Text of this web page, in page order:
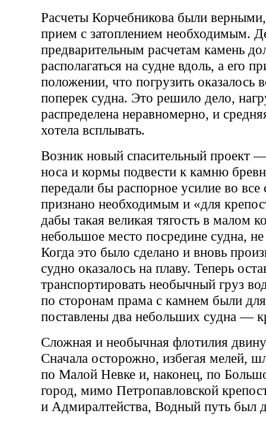
Расчеты Корчебникова были
прием с затоплением необходимым.
предварительным расчетам камень
располагаться на судне вдоль, а его
положении, что погрузить оказалось
поперек судна. Это решило дело,
распределена неравномерно, и
хотела всплывать.
Возник новый спасительный проект
носа и кормы подвести к камню
передали бы распорное усилие во
признано необходимым и «для
дабы такая великая тягость в малом
небольшое место посредине судна,
Когда это было сделано и вновь
судно оказалось на плаву. Теперь
транспортировать необычный груз
по сторонам прама с камнем были
поставлены два небольших судна —
Сложная и необычная флотилия
Сначала осторожно, избегая мелей,
по Малой Невке и, наконец, по
город, мимо Петропавловской
и Адмиралтейства, Водный путь был